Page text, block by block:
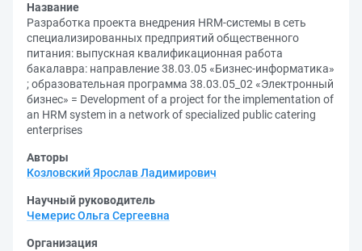
Название
Разработка проекта внедрения HRM-системы в сеть
специализированных предприятий общественного
питания: выпускная квалификационная работа
бакалавра: направление 38.03.05 «Бизнес-информатика»
; образовательная программа 38.03.05_02 «Электронный
бизнес» = Development of a project for the implementation of
an HRM system in a network of specialized public catering
enterprises
Авторы
Козловский Ярослав Ладимирович
Научный руководитель
Чемерис Ольга Сергеевна
Организация